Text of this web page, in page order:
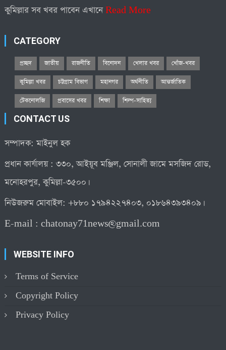
কুমিল্লার সব খবর পাবেন এখানেRead More
CATEGORY
প্রচ্ছদ জাতীয় রাজনীতি বিনোদন খেলার খবর খোঁজ-খবর
কুমিল্লা খবর চট্টগ্রাম বিভাগ মহানগর অর্থনীতি আন্তর্জাতিক
টেকনোলজি প্রবাসের খবর শিক্ষা শিল্প-সাহিত্য
CONTACT US
সম্পাদক: মাইনুল হক
প্রধান কার্যালয় : ৩৩০, আইয়ূব মঞ্জিল, সোনালী জামে মসজিদ রোড,
মনোহরপুর, কুমিল্লা-৩৫০০।
নিউজরুম মোবাইল: +৮৮০ ১৭৯৪২২৭৪০৩, ০১৮৬৪৩৯৩৪০৯।
E-mail :chatonay71news@gmail.com
WEBSITE INFO
Terms of Service
Copyright Policy
Privacy Policy